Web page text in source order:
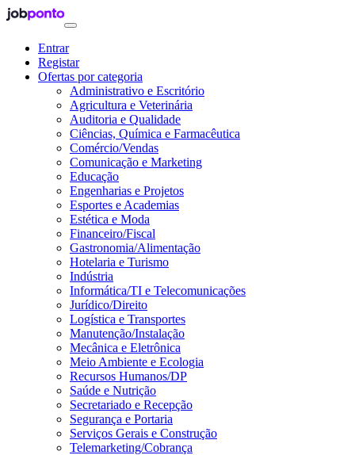
Entrar
Registar
Ofertas por categoria
Administrativo e Escritório
Agricultura e Veterinária
Auditoria e Qualidade
Ciências, Química e Farmacêutica
Comércio/Vendas
Comunicação e Marketing
Educação
Engenharias e Projetos
Esportes e Academias
Estética e Moda
Financeiro/Fiscal
Gastronomia/Alimentação
Hotelaria e Turismo
Indústria
Informática/TI e Telecomunicações
Jurídico/Direito
Logística e Transportes
Manutenção/Instalação
Mecânica e Eletrônica
Meio Ambiente e Ecologia
Recursos Humanos/DP
Saúde e Nutrição
Secretariado e Recepção
Segurança e Portaria
Serviços Gerais e Construção
Telemarketing/Cobrança